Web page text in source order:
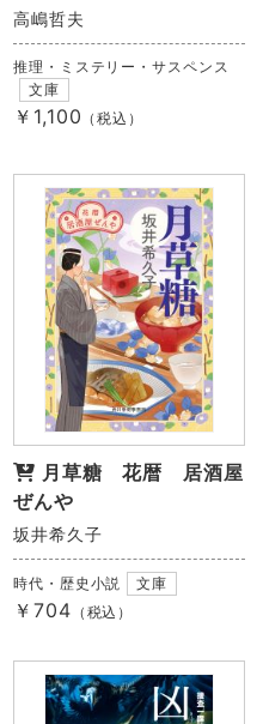
高嶋哲夫
推理・ミステリー・サスペンス
文庫
￥1,100 （税込）
月草糖 花暦 居酒屋
ぜんや
坂井希久子
時代・歴史小説 文庫
￥704 （税込）